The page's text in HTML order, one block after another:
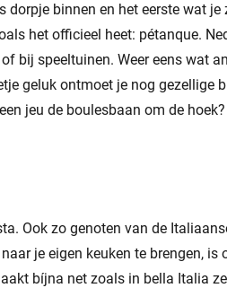
dorpje binnen en het eerste wat
het officieel heet: pétanque.
bij speeltuinen. Weer eens wat
geluk ontmoet je nog gezellige
jeu de boulesbaan om de
Ook zo genoten van de
je eigen keuken te brengen,
bíjna net zoals in bella Italia